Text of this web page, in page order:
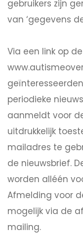
gebruikers zijn
van ‘gegevens
Via een link op
periodieke
aanmeldt voor
uitdrukkelijk
mailadres te
de nieuwsbrief.
worden alléén
Afmelding voor
mogelijk via de
mailing.